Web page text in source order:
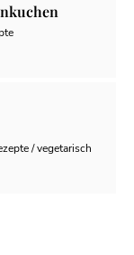
/ vegetarisch